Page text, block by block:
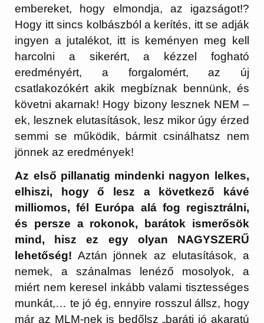
embereket, hogy elmondja, az igazságot!?
Hogy itt sincs kolbászból a kerítés, itt se adják
ingyen a jutalékot, itt is keményen meg kell
harcolni a sikerért, a kézzel fogható
eredményért, a forgalomért, az új
csatlakozókért akik megbíznak bennünk, és
követni akarnak! Hogy bizony lesznek NEM –
ek, lesznek elutasítások, lesz mikor úgy érzed
semmi se működik, bármit csinálhatsz nem
jönnek az eredmények!
Az első pillanatig mindenki nagyon lelkes,
elhiszi, hogy ő lesz a következő kávé
milliomos, fél Európa alá fog regisztrálni,
és persze a rokonok, barátok ismerősök
mind, hisz ez egy olyan NAGYSZERŰ
lehetőség! Aztán jönnek az elutasítások, a
nemek, a szánalmas lenéző mosolyok, a
miért nem keresel inkább valami tisztességes
munkát,… te jó ég, ennyire rosszul állsz, hogy
már az MLM-nek is bedőlsz „baráti jó akaratú